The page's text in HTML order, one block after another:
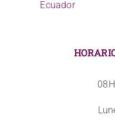
Ecuador